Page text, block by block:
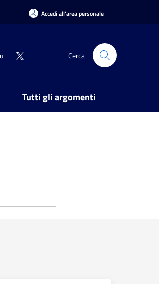
Accedi all'area personale
Cerca
Tutti gli argomenti